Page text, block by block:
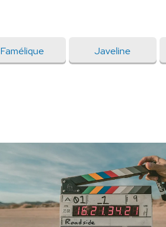
Famélique Javeline